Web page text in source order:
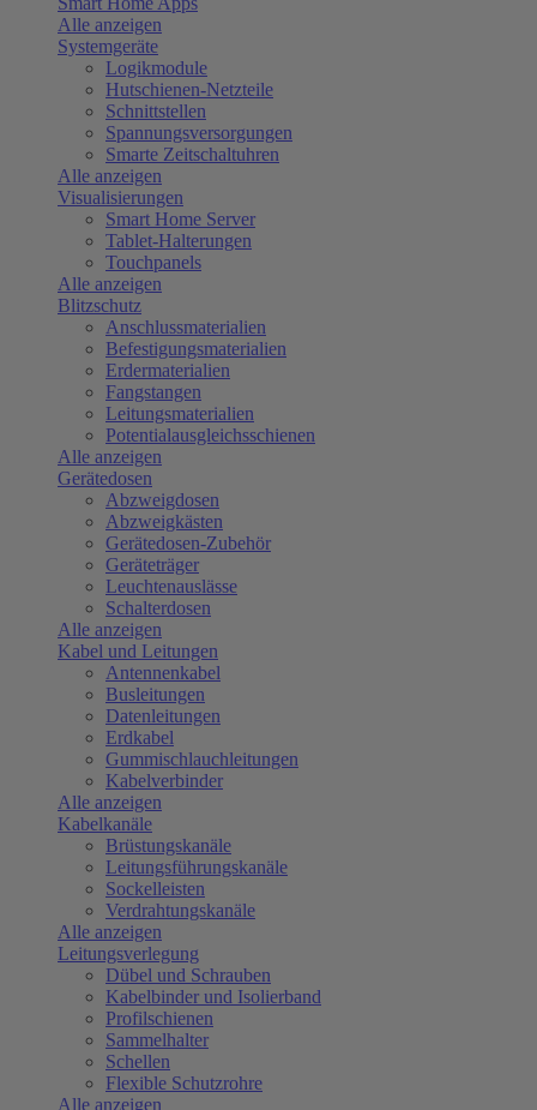
Alle anzeigen
Systemgeräte
Logikmodule
Hutschienen-Netzteile
Schnittstellen
Spannungsversorgungen
Smarte Zeitschaltuhren
Alle anzeigen
Visualisierungen
Smart Home Server
Tablet-Halterungen
Touchpanels
Alle anzeigen
Blitzschutz
Anschlussmaterialien
Befestigungsmaterialien
Erdermaterialien
Fangstangen
Leitungsmaterialien
Potentialausgleichsschienen
Alle anzeigen
Gerätedosen
Abzweigdosen
Abzweigkästen
Gerätedosen-Zubehör
Geräteträger
Leuchtenauslässe
Schalterdosen
Alle anzeigen
Kabel und Leitungen
Antennenkabel
Busleitungen
Datenleitungen
Erdkabel
Gummischlauchleitungen
Kabelverbinder
Alle anzeigen
Kabelkanäle
Brüstungskanäle
Leitungsführungskanäle
Sockelleisten
Verdrahtungskanäle
Alle anzeigen
Leitungsverlegung
Dübel und Schrauben
Kabelbinder und Isolierband
Profilschienen
Sammelhalter
Schellen
Flexible Schutzrohre
Alle anzeigen